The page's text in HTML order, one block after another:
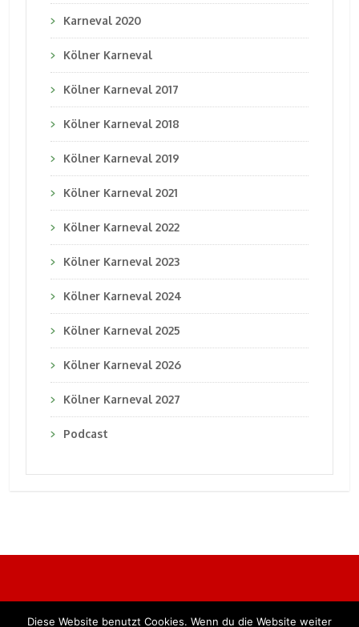
Karneval 2020
Kölner Karneval
Kölner Karneval 2017
Kölner Karneval 2018
Kölner Karneval 2019
Kölner Karneval 2021
Kölner Karneval 2022
Kölner Karneval 2023
Kölner Karneval 2024
Kölner Karneval 2025
Kölner Karneval 2026
Kölner Karneval 2027
Podcast
Diese Website benutzt Cookies. Wenn du die Website weiter